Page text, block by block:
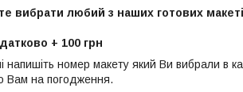
вибрати любий з наших готових
+ 100 грн
напишіть номер макету який Ви вибрали в
Вам на погодження.